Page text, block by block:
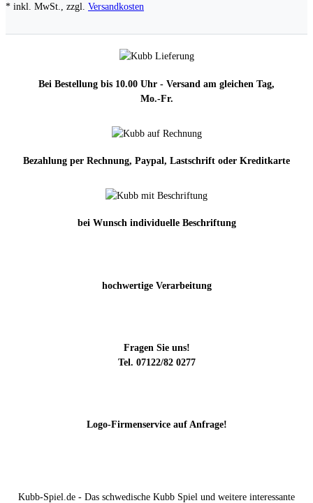
* inkl. MwSt., zzgl. Versandkosten
Bei Bestellung bis 10.00 Uhr - Versand am gleichen Tag,
Mo.-Fr.
Bezahlung per Rechnung, Paypal, Lastschrift oder Kreditkarte
bei Wunsch individuelle Beschriftung
hochwertige Verarbeitung
Fragen Sie uns!
Tel. 07122/82 0277
Logo-Firmenservice auf Anfrage!
Kubb-Spiel.de - Das schwedische Kubb Spiel und weitere interessante